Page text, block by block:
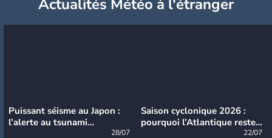
Actualités Météo à l'étranger
Puissant séisme au Japon :
l’alerte au tsunami
28/07
Saison cyclonique 2026 :
pourquoi l’Atlantique reste
22/07